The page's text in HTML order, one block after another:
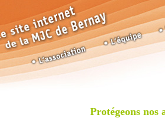
Protégeons nos